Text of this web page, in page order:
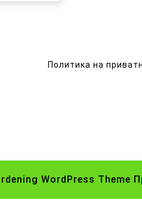
Политика на
WordPress Theme